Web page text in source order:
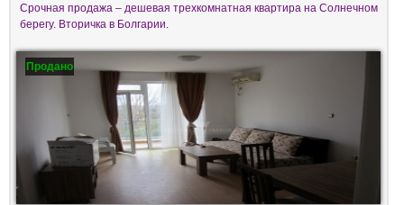
Срочная продажа – дешевая трехкомнатная квартира на Солнечном
берегу. Вторичка в Болгарии.
Продано